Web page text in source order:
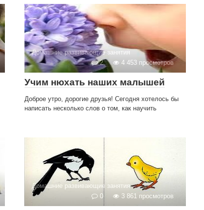
Домашние развивающие занятия
2
4 453 просмотров
Учим нюхать наших малышей
Доброе утро, дорогие друзья! Сегодня хотелось бы
написать несколько слов о том, как научить
Домашние развивающие занятия
0
3 861 просмотров